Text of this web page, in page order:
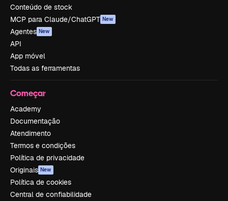
Conteúdo de stock
MCP para Claude/ChatGPT New
Agentes New
API
App móvel
Todas as ferramentas
Começar
Academy
Documentação
Atendimento
Termos e condições
Política de privacidade
Originais New
Política de cookies
Central de confiabilidade